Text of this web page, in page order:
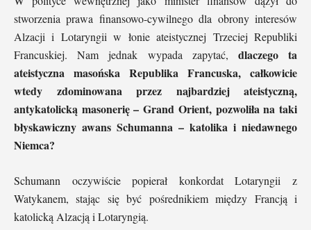
stworzenia prawa finansowo-cywilnego dla obrony interesów
Alzacji i Lotaryngii w łonie ateistycznej Trzeciej Republiki
Francuskiej. Nam jednak wypada zapytać, dlaczego ta
ateistyczna masońska Republika Francuska, całkowicie
wtedy zdominowana przez najbardziej ateistyczną,
antykatolicką masonerię – Grand Orient, pozwoliła na taki
błyskawiczny awans Schumanna – katolika i niedawnego
Niemca?
Schumann oczywiście popierał konkordat Lotaryngii z
Watykanem, stając się być pośrednikiem między Francją i
katolicką Alzacją i Lotaryngią.